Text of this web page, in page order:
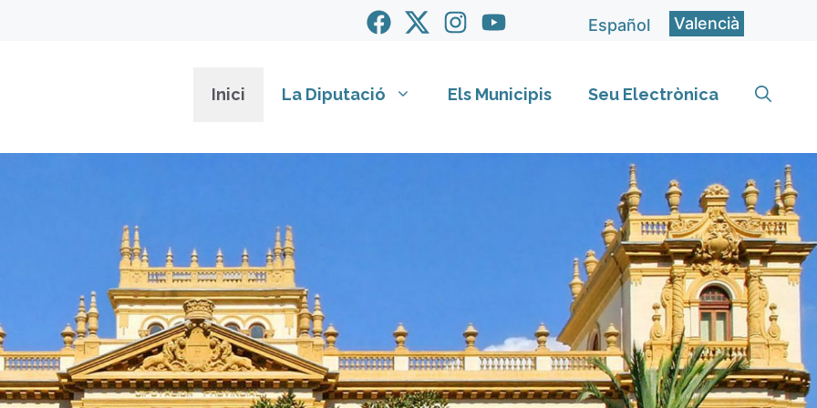
Español Valencià
Inici La Diputació Els Municipis Seu Electrònica